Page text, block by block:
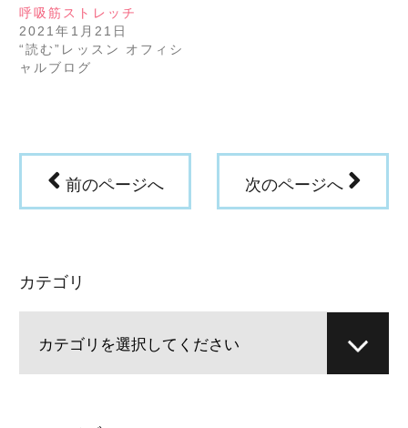
で
開
き
ま
す)
(新
し
い
ィ
呼吸筋ストレッチ
2021年1月21日
“読む”レッスン オフィシ
ャルブログ
前のページへ 次のページへ
カテゴリ